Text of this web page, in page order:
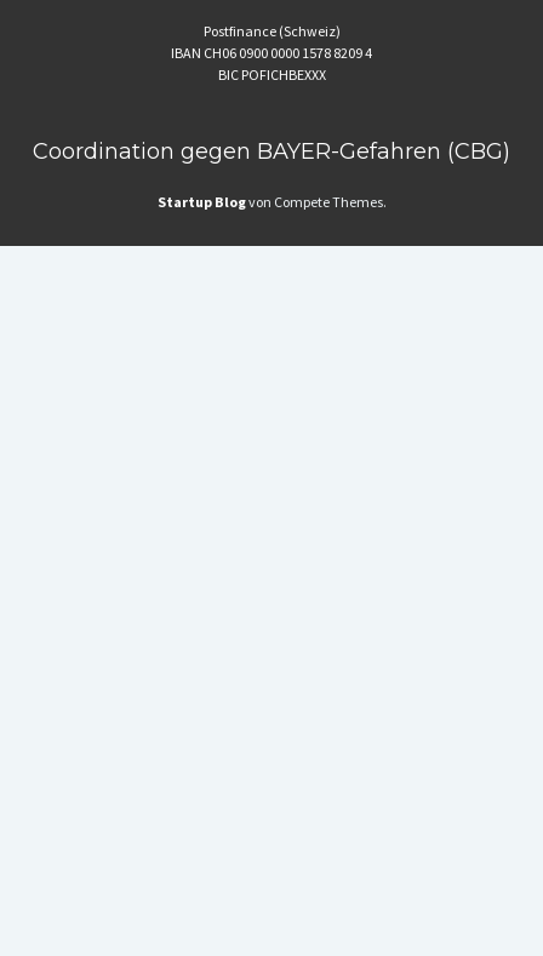
Postfinance (Schweiz)
IBAN CH06 0900 0000 1578 8209 4
BIC POFICHBEXXX
Coordination gegen BAYER-Gefahren (CBG)
Startup Blogvon Compete Themes.